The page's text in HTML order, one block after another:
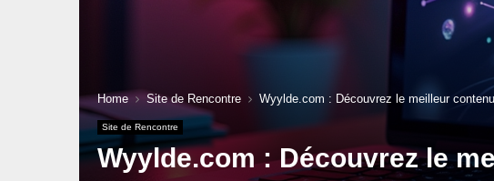
Home Site de Rencontre Wyylde.com : Découvrez le meilleur
Site de Rencontre
Wyylde.com : Découvrez le